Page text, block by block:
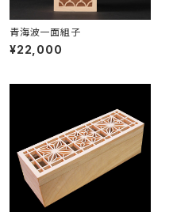
青海波一面組子
¥22,000